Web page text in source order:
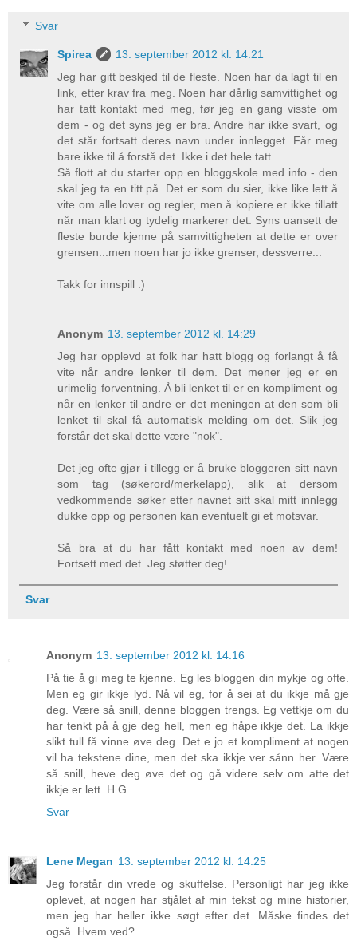
Svar
Spirea
13. september 2012 kl. 14:21
Jeg har gitt beskjed til de fleste. Noen har da lagt til en
link, etter krav fra meg. Noen har dårlig samvittighet og
har tatt kontakt med meg, før jeg en gang visste om
dem - og det syns jeg er bra. Andre har ikke svart, og
det står fortsatt deres navn under innlegget. Får meg
bare ikke til å forstå det. Ikke i det hele tatt.
Så flott at du starter opp en bloggskole med info - den
skal jeg ta en titt på. Det er som du sier, ikke like lett å
vite om alle lover og regler, men å kopiere er ikke tillatt
når man klart og tydelig markerer det. Syns uansett de
fleste burde kjenne på samvittigheten at dette er over
grensen...men noen har jo ikke grenser, dessverre...
Takk for innspill :)
Anonym 13. september 2012 kl. 14:29
Jeg har opplevd at folk har hatt blogg og forlangt å få
vite når andre lenker til dem. Det mener jeg er en
urimelig forventning. Å bli lenket til er en kompliment og
når en lenker til andre er det meningen at den som bli
lenket til skal få automatisk melding om det. Slik jeg
forstår det skal dette være "nok".
Det jeg ofte gjør i tillegg er å bruke bloggeren sitt navn
som tag (søkerord/merkelapp), slik at dersom
vedkommende søker etter navnet sitt skal mitt innlegg
dukke opp og personen kan eventuelt gi et motsvar.
Så bra at du har fått kontakt med noen av dem!
Fortsett med det. Jeg støtter deg!
Svar
Anonym 13. september 2012 kl. 14:16
På tie å gi meg te kjenne. Eg les bloggen din mykje og ofte.
Men eg gir ikkje lyd. Nå vil eg, for å sei at du ikkje må gje
deg. Være så snill, denne bloggen trengs. Eg vettkje om du
har tenkt på å gje deg hell, men eg håpe ikkje det. La ikkje
slikt tull få vinne øve deg. Det e jo et kompliment at nogen
vil ha tekstene dine, men det ska ikkje ver sånn her. Være
så snill, heve deg øve det og gå videre selv om atte det
ikkje er lett. H.G
Svar
Lene Megan 13. september 2012 kl. 14:25
Jeg forstår din vrede og skuffelse. Personligt har jeg ikke
oplevet, at nogen har stjålet af min tekst og mine historier,
men jeg har heller ikke søgt efter det. Måske findes det
også. Hvem ved?